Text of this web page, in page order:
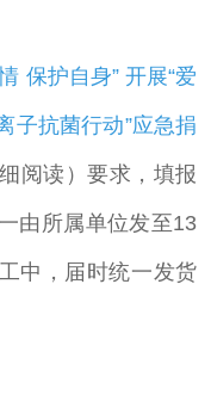
保护自身” 开展“爱
子抗菌行动”应急捐
细阅读）要求，填报
由所属单位发至13
中，届时统一发货